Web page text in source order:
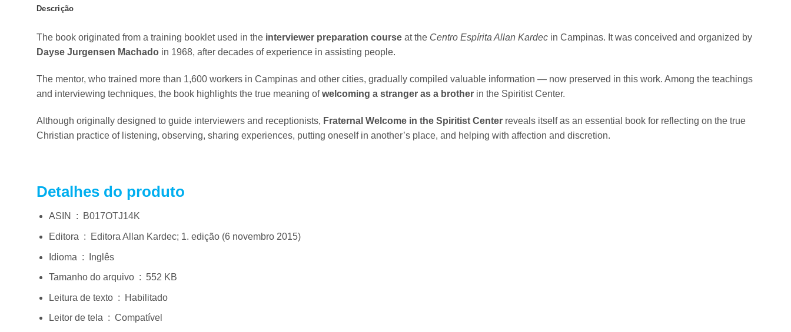
Descrição
The book originated from a training booklet used in the interviewer preparation course at the Centro Espírita Allan Kardec in Campinas. It was conceived and organized by
Dayse Jurgensen Machado in 1968, after decades of experience in assisting people.
The mentor, who trained more than 1,600 workers in Campinas and other cities, gradually compiled valuable information — now preserved in this work. Among the teachings
and interviewing techniques, the book highlights the true meaning ofwelcoming a stranger as a brother in the Spiritist Center.
Although originally designed to guide interviewers and receptionists, Fraternal Welcome in the Spiritist Center reveals itself as an essential book for reflecting on the true
Christian practice of listening, observing, sharing experiences, putting oneself in another’s place, and helping with affection and discretion.
Detalhes do produto
ASIN ‏ : ‎ B017OTJ14K
Editora ‏ : ‎ Editora Allan Kardec; 1. edição (6 novembro 2015)
Idioma ‏ : ‎ Inglês
Tamanho do arquivo ‏ : ‎ 552 KB
Leitura de texto ‏ : ‎ Habilitado
Leitor de tela ‏ : ‎ Compatível